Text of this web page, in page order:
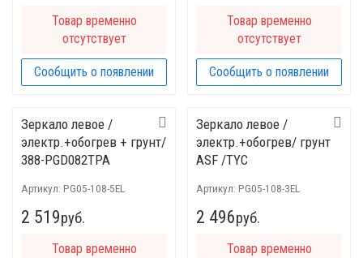
Товар временно
отсутствует
Сообщить о появлении
Товар временно
отсутствует
Сообщить о появлении
Зеркало левое /
электр.+обогрев + грунт/
388-PGD082TPA
Артикул: PG05-108-5EL
2 519руб.
Товар временно
Зеркало левое /
электр.+обогрев/ грунт
ASF /TYC
Артикул: PG05-108-3EL
2 496руб.
Товар временно